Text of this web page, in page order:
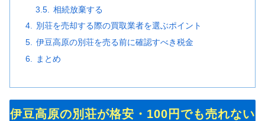
相続放棄する
別荘を売却する際の買取業者を選ぶポイント
伊豆高原の別荘を売る前に確認すべき税金
まとめ
伊豆高原の別荘が格安・100円でも売れない